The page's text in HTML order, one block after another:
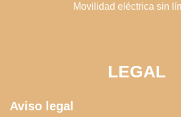
Movilidad eléctrica sin
LEGAL
Aviso legal